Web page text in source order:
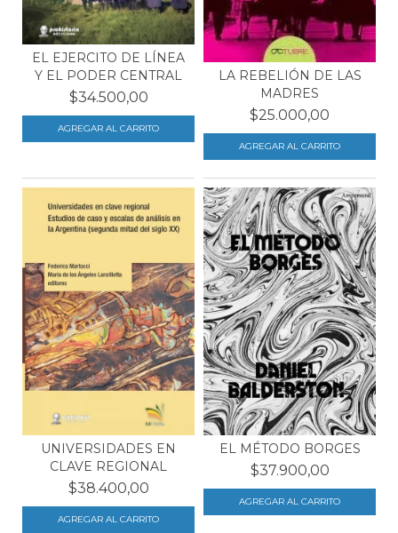
EL EJERCITO DE LÍNEA
Y EL PODER CENTRAL
$34.500,00
LA REBELIÓN DE LAS
MADRES
$25.000,00
UNIVERSIDADES EN
CLAVE REGIONAL
$38.400,00
EL MÉTODO BORGES
$37.900,00